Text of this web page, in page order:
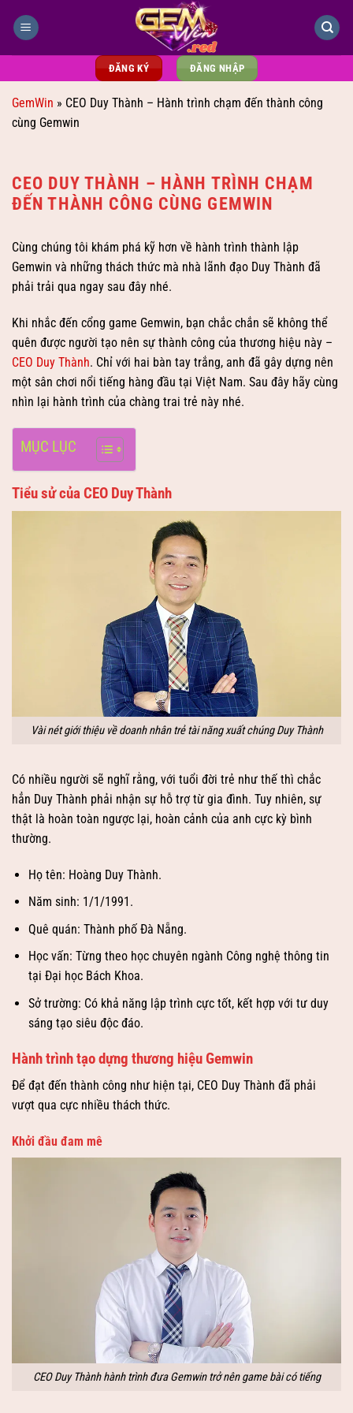
qua
ĐĂNG KÝ ĐĂNG NHẬP
GemWin » CEO Duy Thành – Hành trình chạm đến thành công
cùng Gemwin
CEO DUY THÀNH – HÀNH TRÌNH CHẠM
ĐẾN THÀNH CÔNG CÙNG GEMWIN
Cùng chúng tôi khám phá kỹ hơn về hành trình thành lập
Gemwin và những thách thức mà nhà lãnh đạo Duy Thành đã
phải trải qua ngay sau đây nhé.
Khi nhắc đến cổng game Gemwin, bạn chắc chắn sẽ không thể
quên được người tạo nên sự thành công của thương hiệu này –
CEO Duy Thành. Chỉ với hai bàn tay trắng, anh đã gây dựng nên
một sân chơi nổi tiếng hàng đầu tại Việt Nam. Sau đây hãy cùng
nhìn lại hành trình của chàng trai trẻ này nhé.
MỤC LỤC
Tiểu sử của CEO Duy Thành
Vài nét giới thiệu về doanh nhân trẻ tài năng xuất chúng Duy Thành
Có nhiều người sẽ nghĩ rằng, với tuổi đời trẻ như thế thì chắc
hẳn Duy Thành phải nhận sự hỗ trợ từ gia đình. Tuy nhiên, sự
thật là hoàn toàn ngược lại, hoàn cảnh của anh cực kỳ bình
thường.
Họ tên: Hoàng Duy Thành.
Năm sinh: 1/1/1991.
Quê quán: Thành phố Đà Nẵng.
Học vấn: Từng theo học chuyên ngành Công nghệ thông tin
tại Đại học Bách Khoa.
Sở trường: Có khả năng lập trình cực tốt, kết hợp với tư duy
sáng tạo siêu độc đáo.
Hành trình tạo dựng thương hiệu Gemwin
Để đạt đến thành công như hiện tại, CEO Duy Thành đã phải
vượt qua cực nhiều thách thức.
Khởi đầu đam mê
CEO Duy Thành hành trình đưa Gemwin trở nên game bài có tiếng